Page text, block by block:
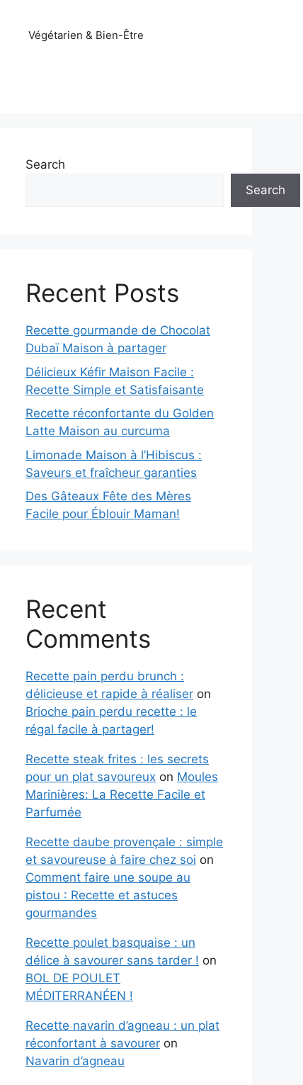
Végétarien & Bien-Être
Search
Search
Recent Posts
Recette gourmande de Chocolat
Dubaï Maison à partager
Délicieux Kéfir Maison Facile :
Recette Simple et Satisfaisante
Recette réconfortante du Golden
Latte Maison au curcuma
Limonade Maison à l’Hibiscus :
Saveurs et fraîcheur garanties
Des Gâteaux Fête des Mères
Facile pour Éblouir Maman!
Recent
Comments
Recette pain perdu brunch :
délicieuse et rapide à réaliser on
Brioche pain perdu recette : le
régal facile à partager!
Recette steak frites : les secrets
pour un plat savoureux on Moules
Marinières: La Recette Facile et
Parfumée
Recette daube provençale : simple
et savoureuse à faire chez soi on
Comment faire une soupe au
pistou : Recette et astuces
gourmandes
Recette poulet basquaise : un
délice à savourer sans tarder ! on
BOL DE POULET
MÉDITERRANÉEN !
Recette navarin d’agneau : un plat
réconfortant à savourer on
Navarin d’agneau